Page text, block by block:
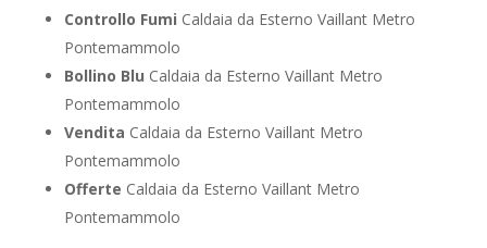
Controllo Fumi Caldaia da Esterno Vaillant Metro
Pontemammolo
Bollino Blu Caldaia da Esterno Vaillant Metro
Pontemammolo
Vendita Caldaia da Esterno Vaillant Metro
Pontemammolo
Offerte Caldaia da Esterno Vaillant Metro
Pontemammolo